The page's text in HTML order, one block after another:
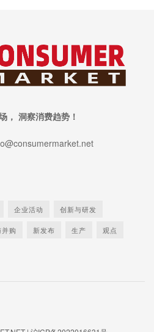
， 洞察消费趋势！
企业活动 创新与研发
购 新发布 生产 观点